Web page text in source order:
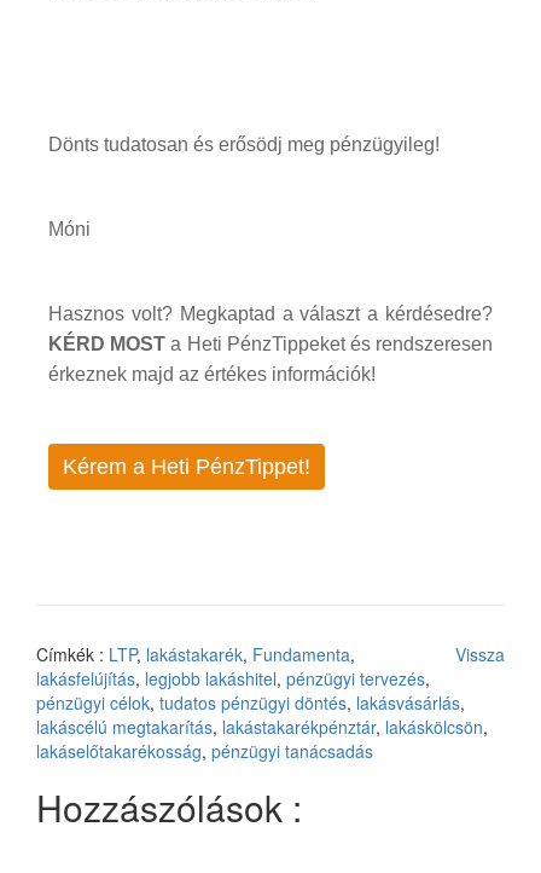
Dönts tudatosan és erősödj meg pénzügyileg!
Móni
Hasznos volt? Megkaptad a választ a kérdésedre?
KÉRD MOSTa Heti PénzTippeket és rendszeresen
érkeznek majd az értékes információk!
Kérem a Heti PénzTippet!
Vissza
Címkék : LTP, lakástakarék, Fundamenta,
lakásfelújítás, legjobb lakáshitel, pénzügyi tervezés,
pénzügyi célok, tudatos pénzügyi döntés, lakásvásárlás,
lakáscélú megtakarítás, lakástakarékpénztár, lakáskölcsön,
lakáselőtakarékosság, pénzügyi tanácsadás
Hozzászólások :